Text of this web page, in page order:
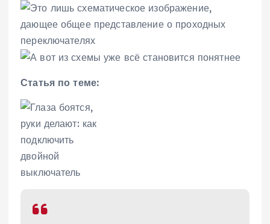
Статья по теме: